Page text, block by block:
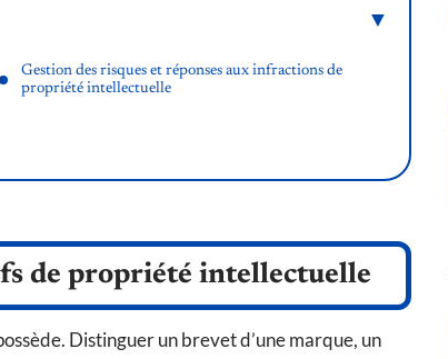
Gestion des risques et réponses aux infractions de
propriété intellectuelle
de propriété intellectuelle
Distinguer un brevet d’une marque, un